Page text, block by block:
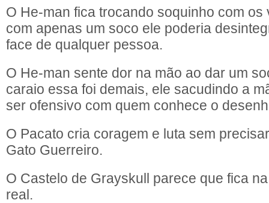
O He-man fica trocando soquinho com os
com apenas um soco ele poderia
face de qualquer pessoa.
O He-man sente dor na mão ao dar um
caraio essa foi demais, ele sacudindo a
ser ofensivo com quem conhece o
O Pacato cria coragem e luta sem
Gato Guerreiro.
O Castelo de Grayskull parece que fica
real.